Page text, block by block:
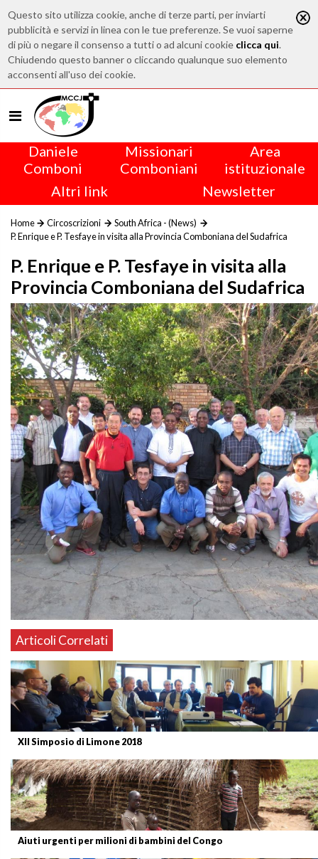
Questo sito utilizza cookie, anche di terze parti, per inviarti
pubblicità e servizi in linea con le tue preferenze. Se vuoi saperne
di più o negare il consenso a tutti o ad alcuni cookie clicca qui.
Chiudendo questo banner o cliccando qualunque suo elemento
acconsenti all'uso dei cookie.
Daniele
Comboni
Missionari
Comboniani
Area
istituzionale
Altri link
Newsletter
Home Circoscrizioni
South Africa - (News)
P. Enrique e P. Tesfaye in visita alla Provincia Comboniana del Sudafrica
P. Enrique e P. Tesfaye in visita alla
Provincia Comboniana del Sudafrica
Articoli Correlati
XII Simposio di Limone 2018
Aiuti urgenti per milioni di bambini del Congo